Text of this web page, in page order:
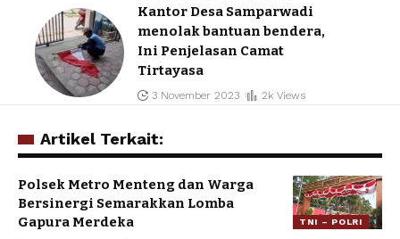
Kantor Desa Samparwadi
menolak bantuan bendera,
Ini Penjelasan Camat
Tirtayasa
3 November 2023 2k Views
Artikel Terkait:
TNI – POLRI
Polsek Metro Menteng dan Warga
Bersinergi Semarakkan Lomba
Gapura Merdeka